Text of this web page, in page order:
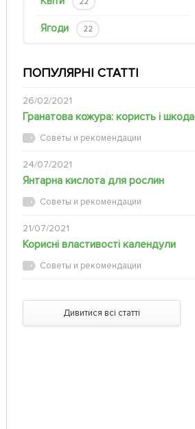
22
Ягоди 22
ПОПУЛЯРНІ СТАТТІ
26/02/2021
Гранатова кожура: користь і шкода
Советы и рекомендации
24/07/2021
Янтарна кислота для рослин
Советы и рекомендации
21/07/2021
Корисні властивості календули
Советы и рекомендации
Дивитися всі статті